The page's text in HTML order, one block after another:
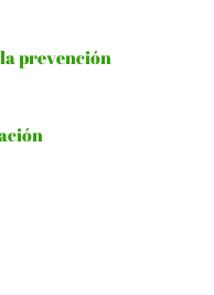
prevención